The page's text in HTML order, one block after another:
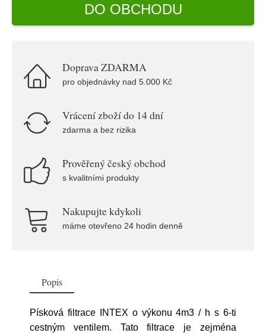
DO OBCHODU
Doprava ZDARMA
pro objednávky nad 5.000 Kč
Vrácení zboží do 14 dní
zdarma a bez rizika
Prověřený český obchod
s kvalitními produkty
Nakupujte kdykoli
máme otevřeno 24 hodin denně
Popis
Písková filtrace INTEX o výkonu 4m3 / h s 6-ti
cestným ventilem. Tato filtrace je zejména